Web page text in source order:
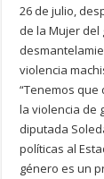
26 de julio,
de la Mujer
violencia
“Tenemos
la violencia de
diputada
políticas al
género es un